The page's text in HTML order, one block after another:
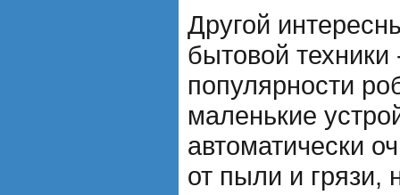
Другой
бытовой техники
популярности
маленькие
автоматически
от пыли и грязи,